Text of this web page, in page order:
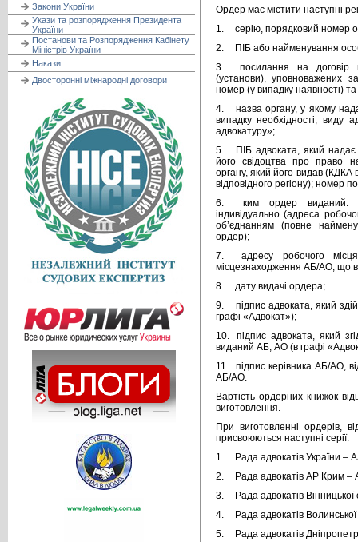
Закони України
Укази та розпорядження Президента
України
Постанови та Розпорядження Кабінету
Міністрів України
Накази
Двосторонні міжнародні договори
Ордер має містити наступні
1.
серію, порядковий номер
2.
ПІБ або найменування
3.
посилання на договір
(установи), уповноважених
номер (у випадку наявності)
4.
назва органу, у якому
випадку необхідності, виду
адвокатуру»;
5.
ПІБ адвоката, який
його свідоцтва про право
органу, який його видав (КДКА
відповідного регіону); номер
6.
ким ордер виданий:
індивідуально (адреса
об’єднанням (повне
ордер);
7.
адресу робочого
місцезнаходження АБ/АО, що
8.
дату видачі ордера;
9.
підпис адвоката, який
графі «Адвокат»);
10.
підпис адвоката, який
виданий АБ, АО (в графі
11.
підпис керівника АБ/АО,
АБ/АО.
Вартість ордерних книжок
виготовлення.
При виготовленні ордерів,
присвоюються наступні серії:
1.
Рада адвокатів України –
2.
Рада адвокатів АР Крим –
3.
Рада адвокатів
4.
Рада адвокатів
5.
Рада адвокатів